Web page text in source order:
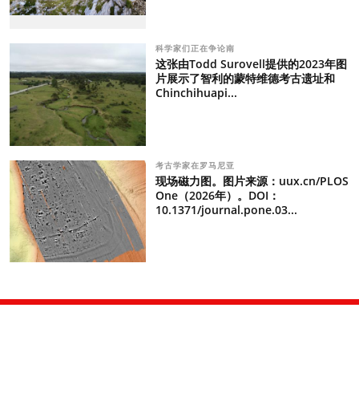
科学家们正在争论南
这张由Todd Surovell提供的2023年图
片展示了智利的蒙特维德考古遗址和
Chinchihuapi...
考古学家在罗马尼亚
现场磁力图。图片来源：uux.cn/PLOS
One（2026年）。DOI：
10.1371/journal.pone.03...